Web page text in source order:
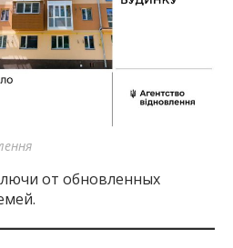
от обновленных